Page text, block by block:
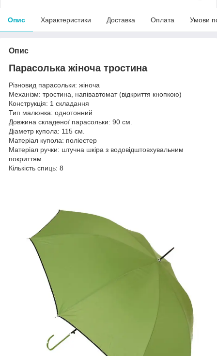
Опис Характеристики Доставка Оплата Умови
Опис
Парасолька жіноча тростина
Різновид парасольки: жіноча
Механізм: тростина, напівавтомат (відкриття кнопкою)
Конструкція: 1 складання
Тип малюнка: однотонний
Довжина складеної парасольки: 90 см.
Діаметр купола: 115 см.
Матеріал купола: поліестер
Матеріал ручки: штучна шкіра з водовідштовхувальним
покриттям
Кількість спиць: 8